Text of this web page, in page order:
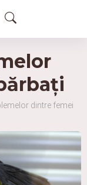
dintre femei